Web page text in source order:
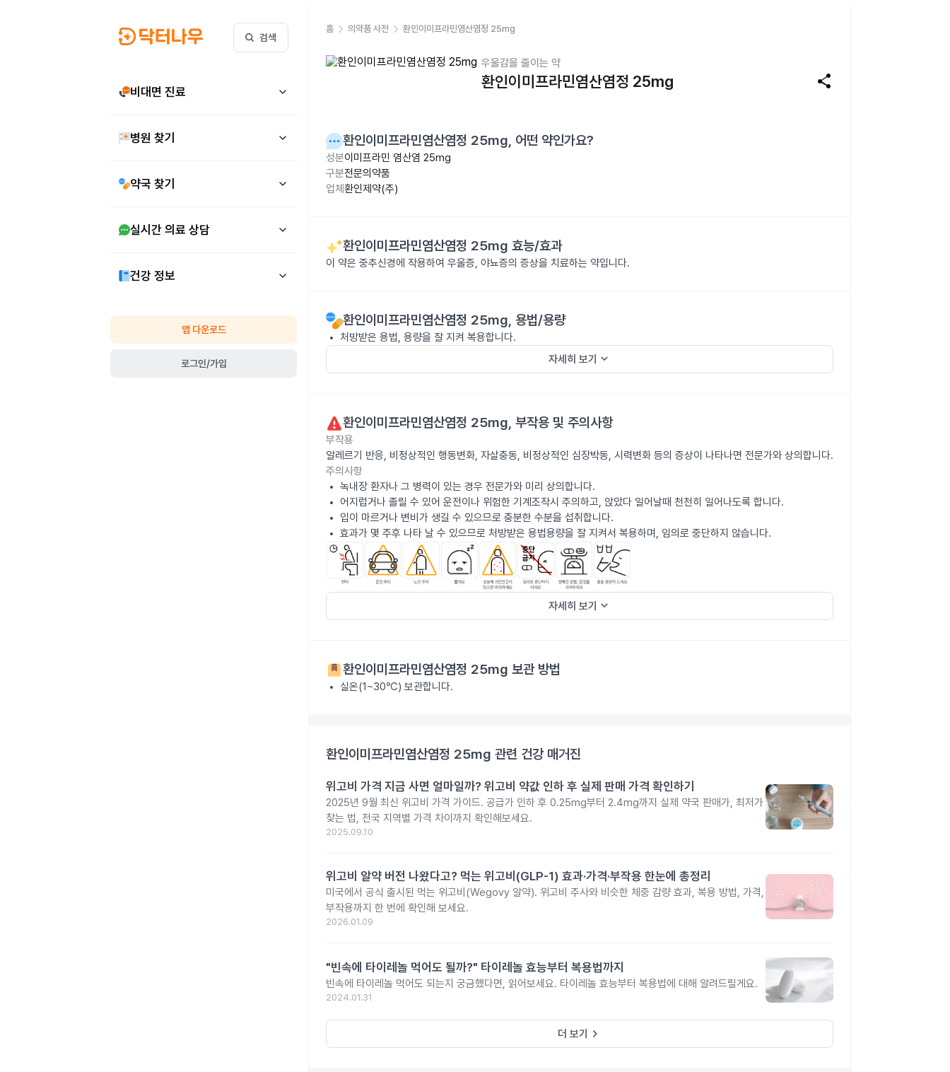
검색
비대면 진료
병원 찾기
약국 찾기
실시간 의료 상담
건강 정보
앱 다운로드
로그인/가입
홈 의약품 사전 환인이미프라민염산염정 25mg
우울감을 줄이는 약
환인이미프라민염산염정 25mg share
환인이미프라민염산염정 25mg, 어떤 약인가요?
성분이미프라민 염산염 25mg
구분전문의약품
업체 환인제약(주)
환인이미프라민염산염정 25mg 효능/효과
이 약은 중추신경에 작용하여 우울증, 야뇨증의 증상을 치료하는 약입니다.
환인이미프라민염산염정 25mg, 용법/용량
처방받은 용법, 용량을 잘 지켜 복용합니다.
자세히 보기 keyboard_arrow_down
환인이미프라민염산염정 25mg, 부작용 및 주의사항
부작용
알레르기 반응, 비정상적인 행동변화, 자살충동, 비정상적인 심장박동, 시력변화 등의 증상이 나타나면 전문가와 상의합니다.
주의사항
녹내장 환자나 그 병력이 있는 경우 전문가와 미리 상의합니다.
어지럽거나 졸릴 수 있어 운전이나 위험한 기계조작시 주의하고, 앉았다 일어날때 천천히 일어나도록 합니다.
입이 마르거나 변비가 생길 수 있으므로 충분한 수분을 섭취합니다.
효과가 몇 주후 나타 날 수 있으므로 처방받은 용법용량을 잘 지켜서 복용하며, 임의로 중단하지 않습니다.
자세히 보기 keyboard_arrow_down
환인이미프라민염산염정 25mg 보관 방법
실온(1~30℃) 보관합니다.
환인이미프라민염산염정 25mg 관련 건강 매거진
위고비 가격 지금 사면 얼마일까? 위고비 약값 인하 후 실제 판매 가격 확인하기
2025년 9월 최신 위고비 가격 가이드. 공급가 인하 후 0.25mg부터 2.4mg까지 실제 약국 판매가, 최저가
찾는 법, 전국 지역별 가격 차이까지 확인해보세요.
2025.09.10
위고비 알약 버전 나왔다고? 먹는 위고비(GLP-1) 효과·가격·부작용 한눈에 총정리
미국에서 공식 출시된 먹는 위고비(Wegovy 알약). 위고비 주사와 비슷한 체중 감량 효과, 복용 방법, 가격,
부작용까지 한 번에 확인해 보세요.
2026.01.09
"빈속에 타이레놀 먹어도 될까?" 타이레놀 효능부터 복용법까지
빈속에 타이레놀 먹어도 되는지 궁금했다면, 읽어보세요. 타이레놀 효능부터 복용법에 대해 알려드릴게요.
2024.01.31
더 보기 keyboard_arrow_right